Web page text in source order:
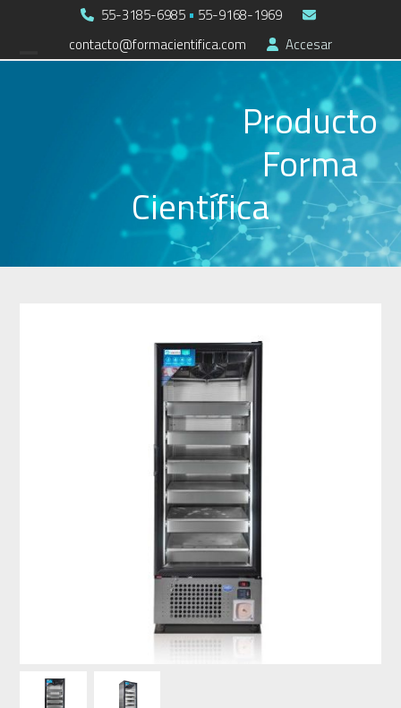
55-3185-6985 • 55-9168-1969
contacto@formacientifica.com
Accesar
Producto
Forma
Científica